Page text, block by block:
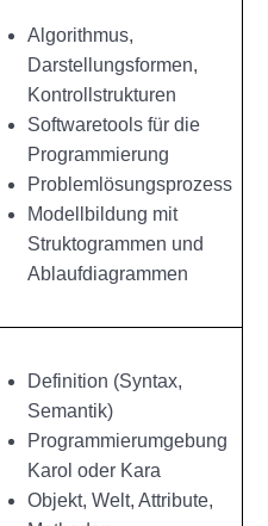
Algorithmus,
Darstellungsformen,
Kontrollstrukturen
Softwaretools für die
Programmierung
Problemlösungsprozess
Modellbildung mit
Struktogrammen und
Ablaufdiagrammen
Definition (Syntax,
Semantik)
Programmierumgebung
Karol oder Kara
Objekt, Welt, Attribute,